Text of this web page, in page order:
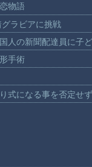
物語
グラビアに挑戦
の新聞配達員に子
手術
式になる事を否定せ